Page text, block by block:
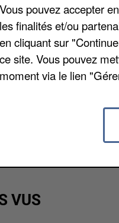
à 17 mois de
celui-ci se
frappés et a même
les militaires et
à impulsion
VUS
Vous pouvez accepter
les finalités et/ou
en cliquant sur
ce site. Vous pouvez
moment via le lien